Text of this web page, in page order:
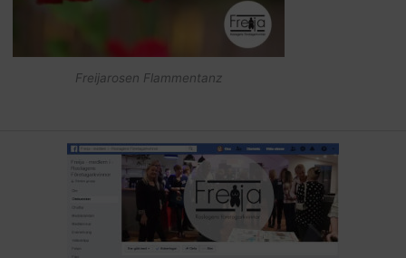
Freijarosen Flammentanz